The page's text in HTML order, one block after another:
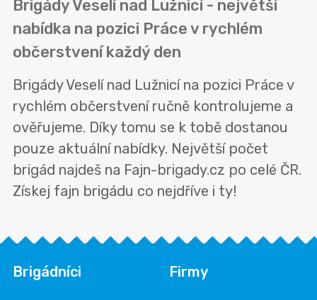
Brigády Veselí nad Lužnicí - největší
nabídka na pozici Práce v rychlém
občerstvení každý den
Brigády Veselí nad Lužnicí na pozici Práce v
rychlém občerstvení ručně kontrolujeme a
ověřujeme. Díky tomu se k tobě dostanou
pouze aktuální nabídky. Největší počet
brigád najdeš na Fajn-brigady.cz po celé ČR.
Získej fajn brigádu co nejdříve i ty!
Brigádníci Firmy